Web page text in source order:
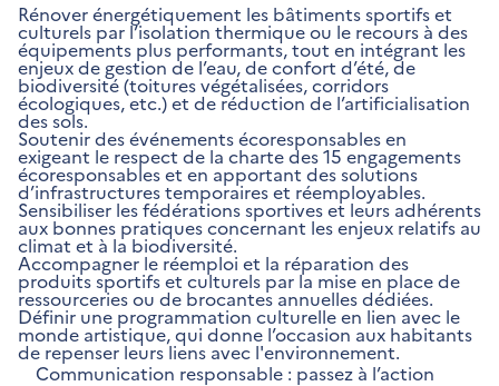
Rénover énergétiquement les bâtiments sportifs et
culturels par l’isolation thermique ou le recours à des
équipements plus performants, tout en intégrant les
enjeux de gestion de l’eau, de confort d’été, de
biodiversité (toitures végétalisées, corridors
écologiques, etc.) et de réduction de l’artificialisation
des sols.
Soutenir des événements écoresponsables en
exigeant le respect de la charte des 15 engagements
écoresponsables et en apportant des solutions
d’infrastructures temporaires et réemployables.
Sensibiliser les fédérations sportives et leurs adhérents
aux bonnes pratiques concernant les enjeux relatifs au
climat et à la biodiversité.
Accompagner le réemploi et la réparation des
produits sportifs et culturels par la mise en place de
ressourceries ou de brocantes annuelles dédiées.
Définir une programmation culturelle en lien avec le
monde artistique, qui donne l’occasion aux habitants
de repenser leurs liens avec l'environnement.
Communication responsable : passez à l’action